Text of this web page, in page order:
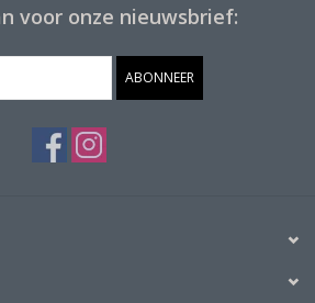
voor onze nieuwsbrief:
ABONNEER